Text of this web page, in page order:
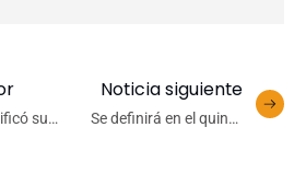
su
Noticia siguiente
Se definirá en el quinto